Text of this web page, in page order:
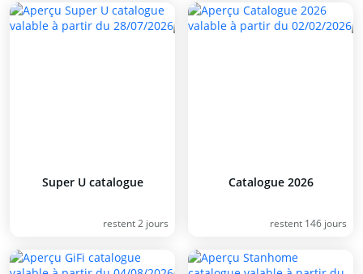
Super U catalogue
restent 2 jours
Catalogue 2026
restent 146 jours